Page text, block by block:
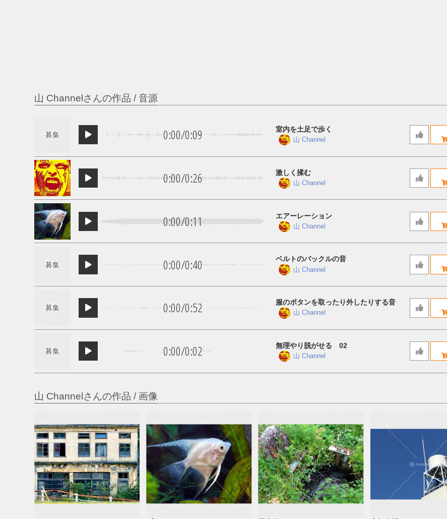
山 Channelさんの作品 / 音源
募集 0:00/0:09 室内を土足で歩く
山 Channel
0:00/0:26 激しく揉む
山 Channel
0:00/0:11 エアーレーション
山 Channel
募集 0:00/0:40 ベルトのバックルの音
山 Channel
募集 0:00/0:52 服のボタンを取ったり外したりする音
山 Channel
募集 0:00/0:02 無理やり脱がせる 02
山 Channel
山 Channelさんの作品 / 画像